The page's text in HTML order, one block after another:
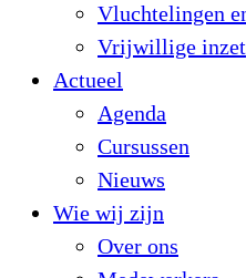
Vluchtelingen
Vrijwillige inzet
Actueel
Agenda
Cursussen
Nieuws
Wie wij zijn
Over ons